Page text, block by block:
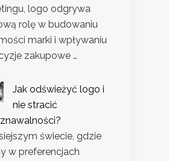
logo odgrywa
rolę w budowaniu
marki i wpływaniu
zakupowe …
Jak odświeżyć logo i
nie stracić
świecie, gdzie
w preferencjach